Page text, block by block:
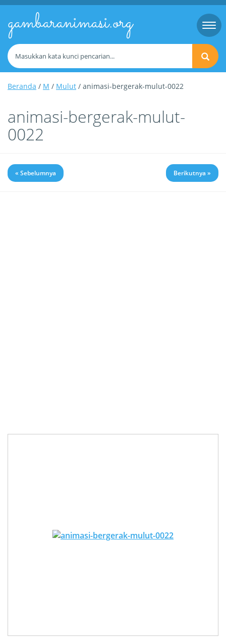
gambaranimasi.org
Beranda / M / Mulut / animasi-bergerak-mulut-0022
animasi-bergerak-mulut-
0022
« Sebelumnya Berikutnya »